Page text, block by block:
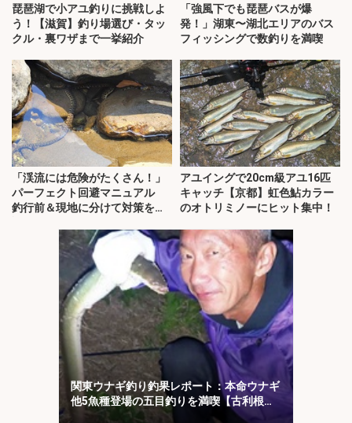
琵琶湖で小アユ釣りに挑戦しよ
う！【滋賀】釣り場選び・タッ
クル・裏ワザまで一挙紹介
「強風下でも琵琶バスが爆
発！」湖東〜湖北エリアのバス
フィッシングで数釣りを満喫
「渓流には危険がたくさん！」
パーフェクト回避マニュアル
釣行前＆現地に分けて対策を解
アユイングで20cm級アユ16匹
キャッチ【京都】虹色鮎カラー
のオトリミノーにヒット集中！
関東ウナギ釣り釣果レポート：本命ウナギ
他5魚種登場の五目釣りを満喫【古利根
川・埼玉】